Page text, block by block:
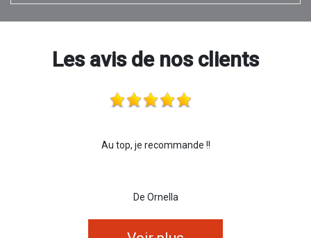
Les avis de nos clients
Au top, je recommande !!
De Ornella